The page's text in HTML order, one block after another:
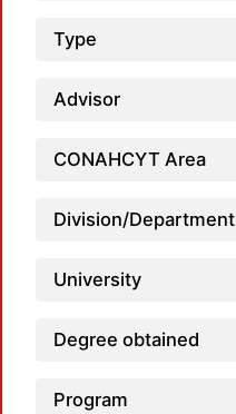
Type
Advisor
CONAHCYT Area
Division/Department
University
Degree obtained
Program